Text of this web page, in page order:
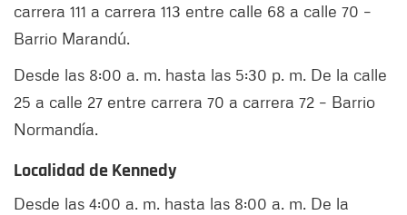
carrera 111 a carrera 113 entre calle 68 a calle 70 –
Barrio Marandú.
Desde las 8:00 a. m. hasta las 5:30 p. m. De la calle
25 a calle 27 entre carrera 70 a carrera 72 – Barrio
Normandía.
Localidad de Kennedy
Desde las 4:00 a. m. hasta las 8:00 a. m. De la